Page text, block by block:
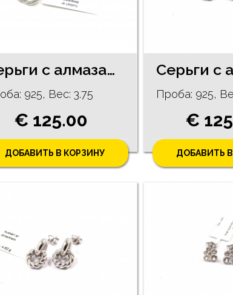
Ceрьги с алмазами (0.02 ct) 99/5755
925, Bес: 3.75
€ 125.00
ДОБАВИТЬ В КОРЗИНУ
Проба: 925,
€
ДОБАВИТЬ